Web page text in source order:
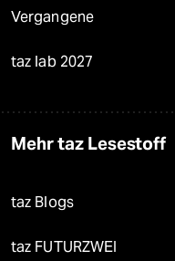
Vergangene
taz lab 2027
Mehr taz Lesestoff
taz Blogs
taz FUTURZWEI